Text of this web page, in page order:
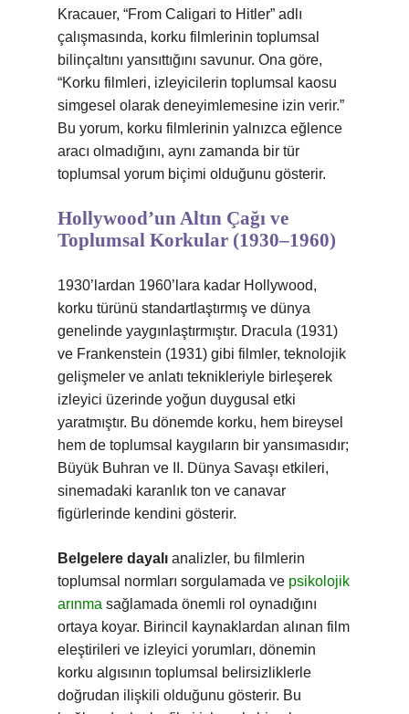
Kracauer, “From Caligari to Hitler” adlı
çalışmasında, korku filmlerinin toplumsal
bilinçaltını yansıttığını savunur. Ona göre,
“Korku filmleri, izleyicilerin toplumsal kaosu
simgesel olarak deneyimlemesine izin verir.”
Bu yorum, korku filmlerinin yalnızca eğlence
aracı olmadığını, aynı zamanda bir tür
toplumsal yorum biçimi olduğunu gösterir.
Hollywood’un Altın Çağı ve
Toplumsal Korkular (1930–1960)
1930’lardan 1960’lara kadar Hollywood,
korku türünü standartlaştırmış ve dünya
genelinde yaygınlaştırmıştır. Dracula (1931)
ve Frankenstein (1931) gibi filmler, teknolojik
gelişmeler ve anlatı teknikleriyle birleşerek
izleyici üzerinde yoğun duygusal etki
yaratmıştır. Bu dönemde korku, hem bireysel
hem de toplumsal kaygıların bir yansımasıdır;
Büyük Buhran ve II. Dünya Savaşı etkileri,
sinemadaki karanlık ton ve canavar
figürlerinde kendini gösterir.
Belgelere dayalı analizler, bu filmlerin
toplumsal normları sorgulamada ve psikolojik
arınma sağlamada önemli rol oynadığını
ortaya koyar. Birincil kaynaklardan alınan film
eleştirileri ve izleyici yorumları, dönemin
korku algısının toplumsal belirsizliklerle
doğrudan ilişkili olduğunu gösterir. Bu